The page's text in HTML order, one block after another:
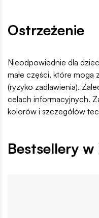
Ostrzeżenie
Nieodpowiednie dla
małe części, które mogą
(ryzyko zadławienia).
celach informacyjnych.
kolorów i szczegółów
Bestsellery